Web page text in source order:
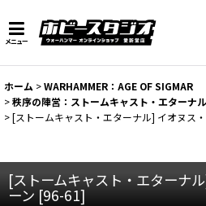
メニュー
ホーム >WARHAMMER：AGE OF SIGMAR
>秩序の陣営：ストームキャスト・エターナル
>[ストームキャスト・エターナル] イオヌス
[ストームキャスト・エターナ
ーン [96-61]